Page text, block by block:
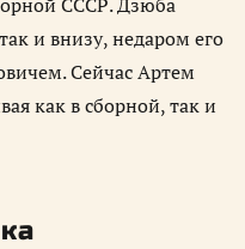
и внизу, недаром его
Сейчас Артем
как в сборной, так и